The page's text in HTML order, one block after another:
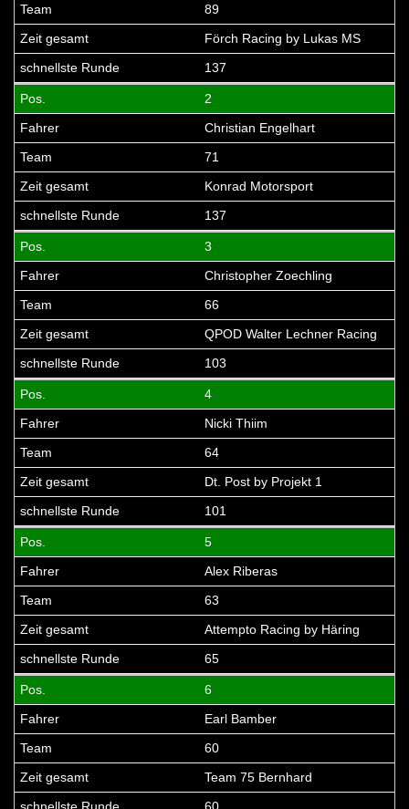
89
Förch Racing by Lukas MS
137
2
Christian Engelhart
71
Konrad Motorsport
137
3
Christopher Zoechling
66
QPOD Walter Lechner Racing
103
4
Nicki Thiim
64
Dt. Post by Projekt 1
101
5
Alex Riberas
63
Attempto Racing by Häring
65
6
Earl Bamber
60
Team 75 Bernhard
60